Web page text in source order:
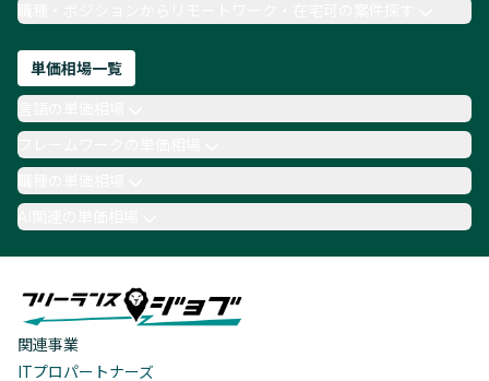
職種・ポジションからリモートワーク・在宅可の案件探す
単価相場一覧
職種の単価相場
AI関連の単価相場
関連事業
ITプロパートナーズ